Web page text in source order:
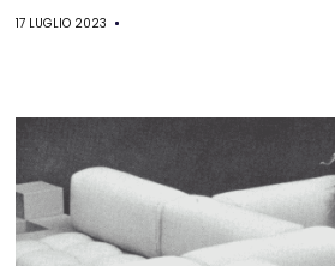
17 LUGLIO 2023